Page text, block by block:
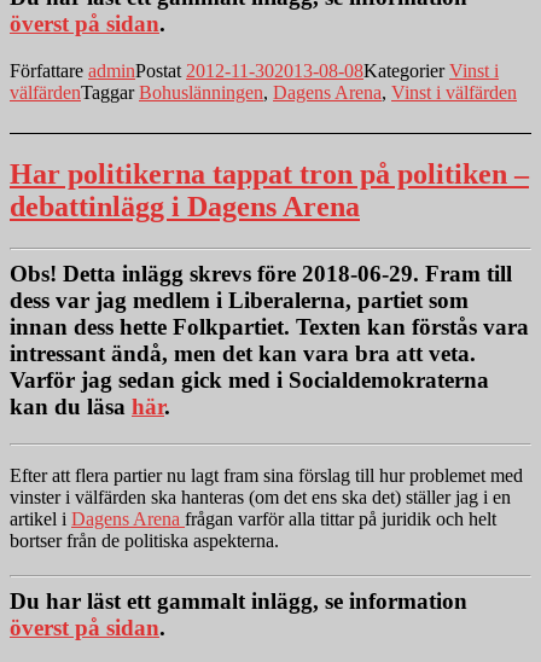
överst på sidan.
Författare adminPostat 2012-11-302013-08-08KategorierVinst i
välfärdenTaggarBohuslänningen, Dagens Arena, Vinst i välfärden
Har politikerna tappat tron på politiken –
debattinlägg i Dagens Arena
Obs! Detta inlägg skrevs före 2018-06-29. Fram till
dess var jag medlem i Liberalerna, partiet som
innan dess hette Folkpartiet. Texten kan förstås vara
intressant ändå, men det kan vara bra att veta.
Varför jag sedan gick med i Socialdemokraterna
kan du läsa här.
Efter att flera partier nu lagt fram sina förslag till hur problemet med
vinster i välfärden ska hanteras (om det ens ska det) ställer jag i en
artikel i Dagens Arena frågan varför alla tittar på juridik och helt
bortser från de politiska aspekterna.
Du har läst ett gammalt inlägg, se information
överst på sidan.